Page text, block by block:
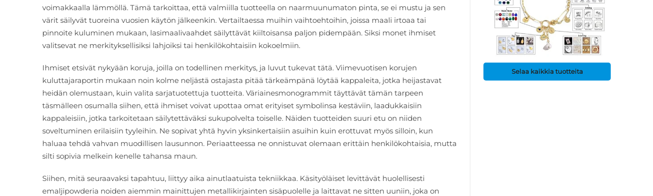
voimakkaalla lämmöllä. Tämä tarkoittaa, että valmiilla tuotteella on naarmuunumaton pinta, se ei mustu ja sen
värit säilyvät tuoreina vuosien käytön jälkeenkin. Vertailtaessa muihin vaihtoehtoihin, joissa maali irtoaa tai
pinnoite kuluminen mukaan, lasimaalivaahdet säilyttävät kiiltoisansa paljon pidempään. Siksi monet ihmiset
valitsevat ne merkityksellisiksi lahjoiksi tai henkilökohtaisiin kokoelmiin.
Ihmiset etsivät nykyään koruja, joilla on todellinen merkitys, ja luvut tukevat tätä. Viimevuotisen korujen
kuluttajaraportin mukaan noin kolme neljästä ostajasta pitää tärkeämpänä löytää kappaleita, jotka heijastavat
heidän olemustaan, kuin valita sarjatuotettuja tuotteita. Väriainesmonogrammit täyttävät tämän tarpeen
täsmälleen osumalla siihen, että ihmiset voivat upottaa omat erityiset symbolinsa kestäviin, laadukkaisiin
kappaleisiin, jotka tarkoitetaan säilytettäväksi sukupolvelta toiselle. Näiden tuotteiden suuri etu on niiden
soveltuminen erilaisiin tyyleihin. Ne sopivat yhtä hyvin yksinkertaisiin asuihin kuin erottuvat myös silloin, kun
haluaa tehdä vahvan muodillisen lausunnon. Periaatteessa ne onnistuvat olemaan erittäin henkilökohtaisia, mutta
silti sopivia melkein kenelle tahansa maun.
Siihen, mitä seuraavaksi tapahtuu, liittyy aika ainutlaatuista tekniikkaa. Käsityöläiset levittävät huolellisesti
emaljipowderia noiden aiemmin mainittujen metallikirjainten sisäpuolelle ja laittavat ne sitten uuniin, joka on
Selaa kaikkia tuotteita